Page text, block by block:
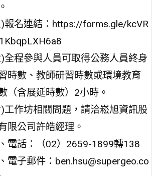
報名連結：https://forms.gle/kcVR
全程參與人員可取得公務人員終身
時數、教師研習時數或環境教育
（含展延時數）2小時。
工作坊相關問題，請洽崧旭資訊股
限公司許皓經理。
電話：（02）2659-1899轉138
電子郵件：ben.hsu@supergeo.co